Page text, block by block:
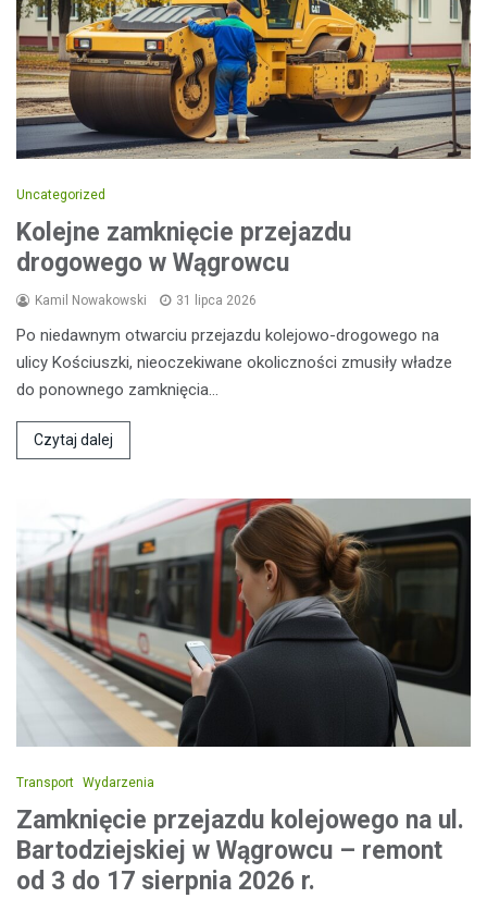
Uncategorized
Kolejne zamknięcie przejazdu
drogowego w Wągrowcu
Kamil Nowakowski 31 lipca 2026
Po niedawnym otwarciu przejazdu kolejowo-drogowego na
ulicy Kościuszki, nieoczekiwane okoliczności zmusiły władze
do ponownego zamknięcia…
Czytaj dalej
Transport Wydarzenia
Zamknięcie przejazdu kolejowego na ul.
Bartodziejskiej w Wągrowcu – remont
od 3 do 17 sierpnia 2026 r.